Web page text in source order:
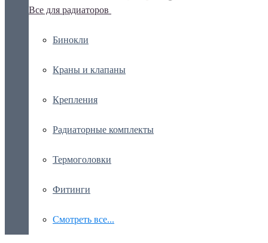
Все для радиаторов
Бинокли
Краны и клапаны
Крепления
Радиаторные комплекты
Термоголовки
Фитинги
Смотреть все...